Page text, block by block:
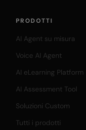
PRODOTTI
AI Agent su misura
Voice AI Agent
AI eLearning Platform
AI Assessment Tool
Soluzioni Custom
Tutti i prodotti